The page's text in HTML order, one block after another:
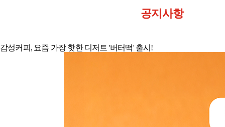
공지사항
감성커피, 요즘 가장 핫한 디저트 '버터떡' 출시!